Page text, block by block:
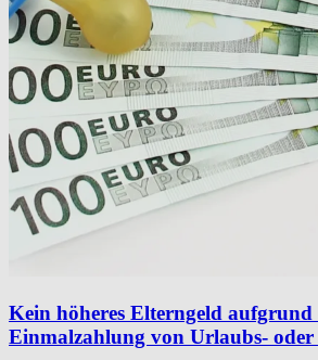
Kein höheres Elterngeld aufgrund
Einmalzahlung von Urlaubs- oder